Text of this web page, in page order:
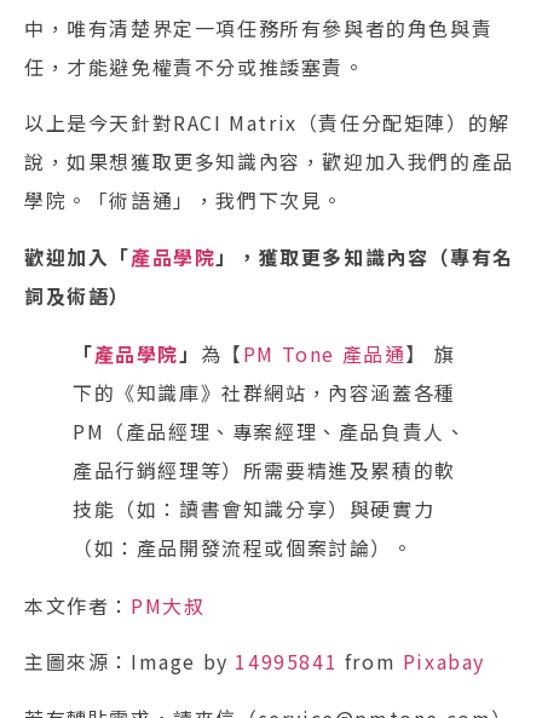
中，唯有清楚界定一項任務所有參與者的角色與責
任，才能避免權責不分或推諉塞責。
以上是今天針對RACI Matrix（責任分配矩陣）的解
說，如果想獲取更多知識內容，歡迎加入我們的產品
學院。「術語通」，我們下次見。
歡迎加入「產品學院」，獲取更多知識內容（專有名
詞及術語）
「產品學院」 為【PM Tone 產品通】 旗
下的《知識庫》社群網站，內容涵蓋各種
PM（產品經理、專案經理、產品負責人、
產品行銷經理等）所需要精進及累積的軟
技能（如：讀書會知識分享）與硬實力
（如：產品開發流程或個案討論）。
本文作者： PM大叔
主圖來源：Image by 14995841 from Pixabay